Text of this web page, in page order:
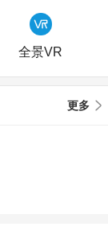
全景VR
更多